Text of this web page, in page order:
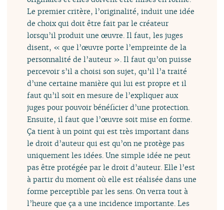
Le premier critère, l’originalité, induit une idée
de choix qui doit être fait par le créateur
lorsqu’il produit une œuvre. Il faut, les juges
disent, « que l’œuvre porte l’empreinte de la
personnalité de l’auteur ». Il faut qu’on puisse
percevoir s’il a choisi son sujet, qu’il l’a traité
d’une certaine manière qui lui est propre et il
faut qu’il soit en mesure de l’expliquer aux
juges pour pouvoir bénéficier d’une protection.
Ensuite, il faut que l’œuvre soit mise en forme.
Ça tient à un point qui est très important dans
le droit d’auteur qui est qu’on ne protège pas
uniquement les idées. Une simple idée ne peut
pas être protégée par le droit d’auteur. Elle l’est
à partir du moment où elle est réalisée dans une
forme perceptible par les sens. On verra tout à
l’heure que ça a une incidence importante. Les